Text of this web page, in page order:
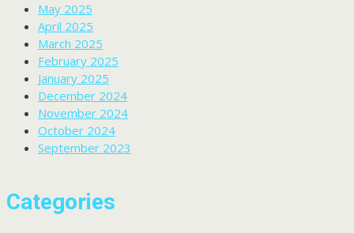
May 2025
April 2025
March 2025
February 2025
January 2025
December 2024
November 2024
October 2024
September 2023
Categories